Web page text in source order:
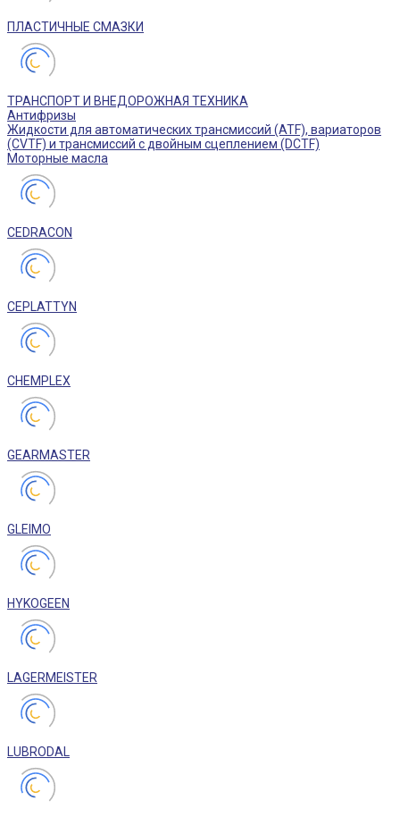
ПЛАСТИЧНЫЕ СМАЗКИ
ТРАНСПОРТ И ВНЕДОРОЖНАЯ ТЕХНИКА
Антифризы
Жидкости для автоматических трансмиссий (ATF), вариаторов
(CVTF) и трансмиссий с двойным сцеплением (DCTF)
Моторные масла
CEDRACON
CEPLATTYN
CHEMPLEX
GEARMASTER
GLEIMO
HYKOGEEN
LAGERMEISTER
LUBRODAL